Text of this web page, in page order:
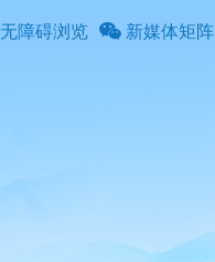
无障碍浏览 新媒体矩阵